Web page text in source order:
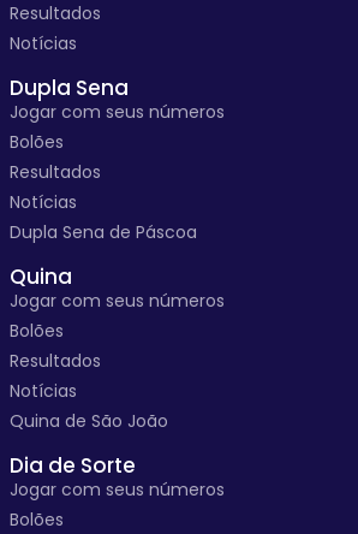
Resultados
Notícias
Dupla Sena
Jogar com seus números
Bolões
Resultados
Notícias
Dupla Sena de Páscoa
Quina
Jogar com seus números
Bolões
Resultados
Notícias
Quina de São João
Dia de Sorte
Jogar com seus números
Bolões